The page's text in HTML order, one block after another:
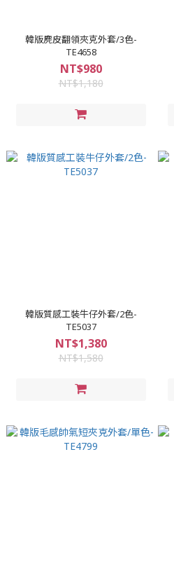
韓版麂皮翻領夾克外套/3色-
TE4658
NT$980
NT$1,180
韓版質感工裝牛仔外套/2色-
TE5037
NT$1,380
NT$1,580